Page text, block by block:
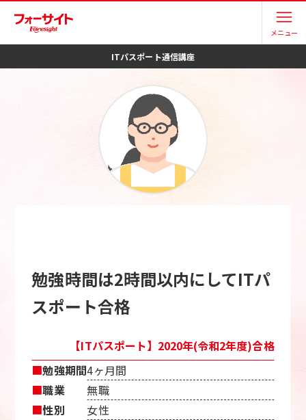
メニュー
ITパスポート通信講座
勉強時間は2時間以内にしてITパ
スポート合格
【ITパスポート】2020年(令和2年度)合格
■勉強期間4ヶ月間
■職業
無職
■性別
女性